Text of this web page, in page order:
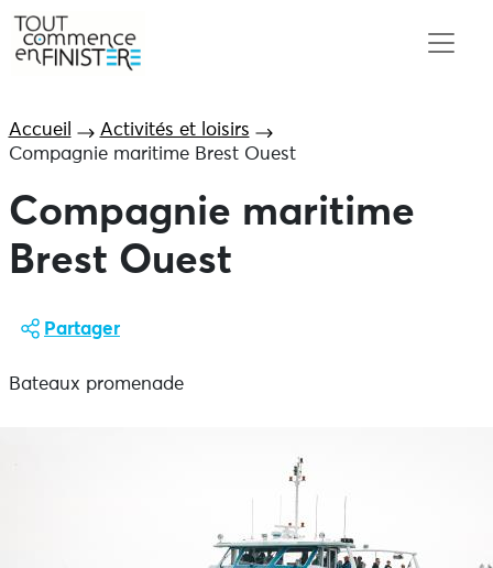
Accueil
Activités et loisirs
Compagnie maritime Brest Ouest
Compagnie maritime
Brest Ouest
Partager
Bateaux promenade